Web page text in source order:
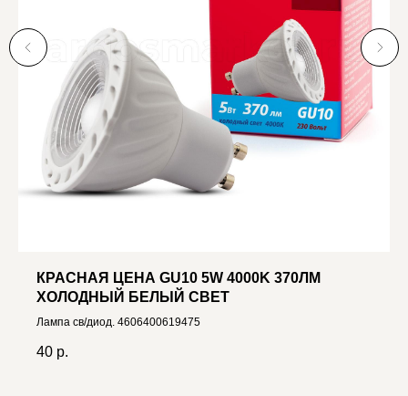
КРАСНАЯ ЦЕНА GU10 5W 4000K 370ЛМ
ХОЛОДНЫЙ БЕЛЫЙ СВЕТ
Лампа св/диод. 4606400619475
40 р.